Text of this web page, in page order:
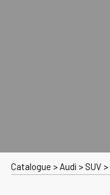
Catalogue > Audi > SUV>